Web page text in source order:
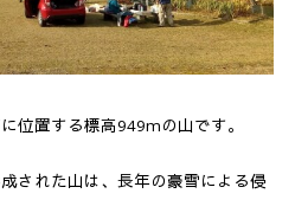
ス方法
位置する標高949mの山です。
された山は、長年の豪雪による侵